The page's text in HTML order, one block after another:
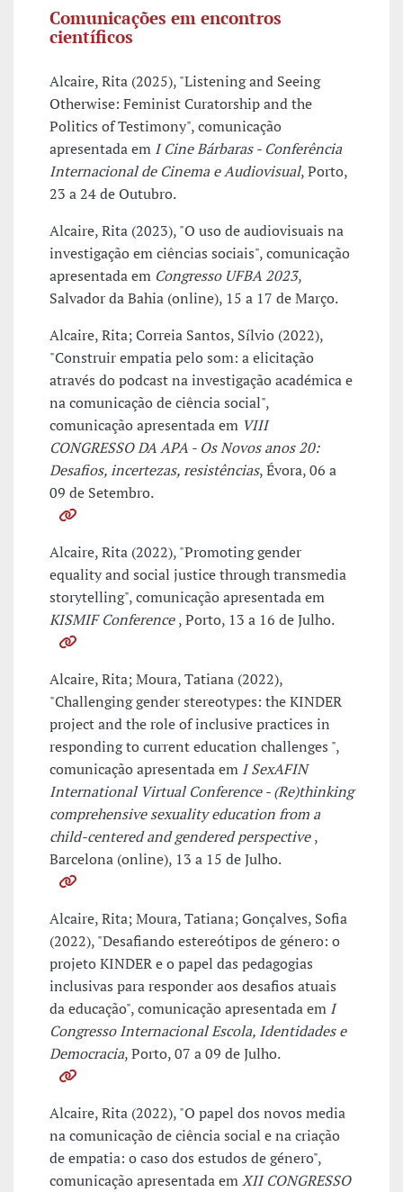
Comunicações em encontros
científicos
Alcaire, Rita (2025), "Listening and Seeing
Otherwise: Feminist Curatorship and the
Politics of Testimony", comunicação
apresentada em I Cine Bárbaras - Conferência
Internacional de Cinema e Audiovisual, Porto,
23 a 24 de Outubro.
Alcaire, Rita (2023), "O uso de audiovisuais na
investigação em ciências sociais", comunicação
apresentada em Congresso UFBA 2023,
Salvador da Bahia (online), 15 a 17 de Março.
Alcaire, Rita; Correia Santos, Sílvio (2022),
"Construir empatia pelo som: a elicitação
através do podcast na investigação académica e
na comunicação de ciência social",
comunicação apresentada em VIII
CONGRESSO DA APA - Os Novos anos 20:
Desafios, incertezas, resistências, Évora, 06 a
09 de Setembro.
Alcaire, Rita (2022), "Promoting gender
equality and social justice through transmedia
storytelling", comunicação apresentada em
KISMIF Conference, Porto, 13 a 16 de Julho.
Alcaire, Rita; Moura, Tatiana (2022),
"Challenging gender stereotypes: the KINDER
project and the role of inclusive practices in
responding to current education challenges ",
comunicação apresentada em I SexAFIN
International Virtual Conference - (Re)thinking
comprehensive sexuality education from a
child-centered and gendered perspective,
Barcelona (online), 13 a 15 de Julho.
Alcaire, Rita; Moura, Tatiana; Gonçalves, Sofia
(2022), "Desafiando estereótipos de género: o
projeto KINDER e o papel das pedagogias
inclusivas para responder aos desafios atuais
da educação", comunicação apresentada em I
Congresso Internacional Escola, Identidades e
Democracia, Porto, 07 a 09 de Julho.
Alcaire, Rita (2022), "O papel dos novos media
na comunicação de ciência social e na criação
de empatia: o caso dos estudos de género",
comunicação apresentada emXII CONGRESSO